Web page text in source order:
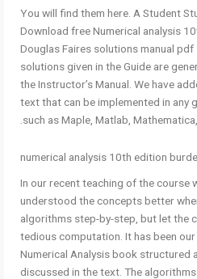
You will find them here. A Student
Download free Numerical analysis
Douglas Faires solutions manual
solutions given in the Guide are
the Instructor’s Manual. We have
text that can be implemented in any
such as Maple, Matlab,
numerical analysis 10th edition
In our recent teaching of the course
understood the concepts better
algorithms step-by-step, but let the
tedious computation. It has been
Numerical Analysis book structured
discussed in the text. The